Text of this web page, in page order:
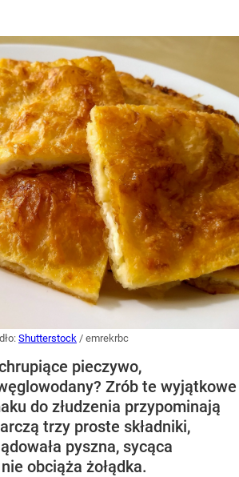
Shutterstock / emrekrbc
pieczywo,
Zrób te wyjątkowe
do złudzenia przypominają
trzy proste składniki,
pyszna, sycąca
obciąża żołądka.